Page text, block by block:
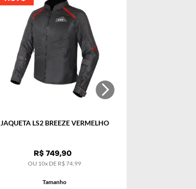
JAQUETA LS2 BREEZE VERMELHO
R$ 749,90
OU 10x DE R$74 99
Tamanho